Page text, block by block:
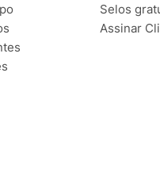
Selos
Assinar